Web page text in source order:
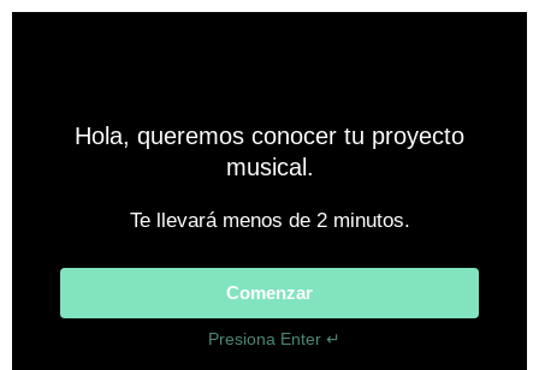
Hola, queremos conocer tu proyecto
musical.
Te llevará menos de 2 minutos.
Comenzar
Presiona Enter ↵